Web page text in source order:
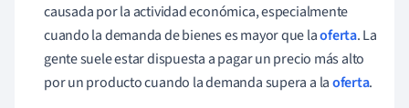
causada por la actividad económica, especialmente
cuando la demanda de bienes es mayor que laoferta. La
gente suele estar dispuesta a pagar un precio más alto
por un producto cuando la demanda supera a laoferta.